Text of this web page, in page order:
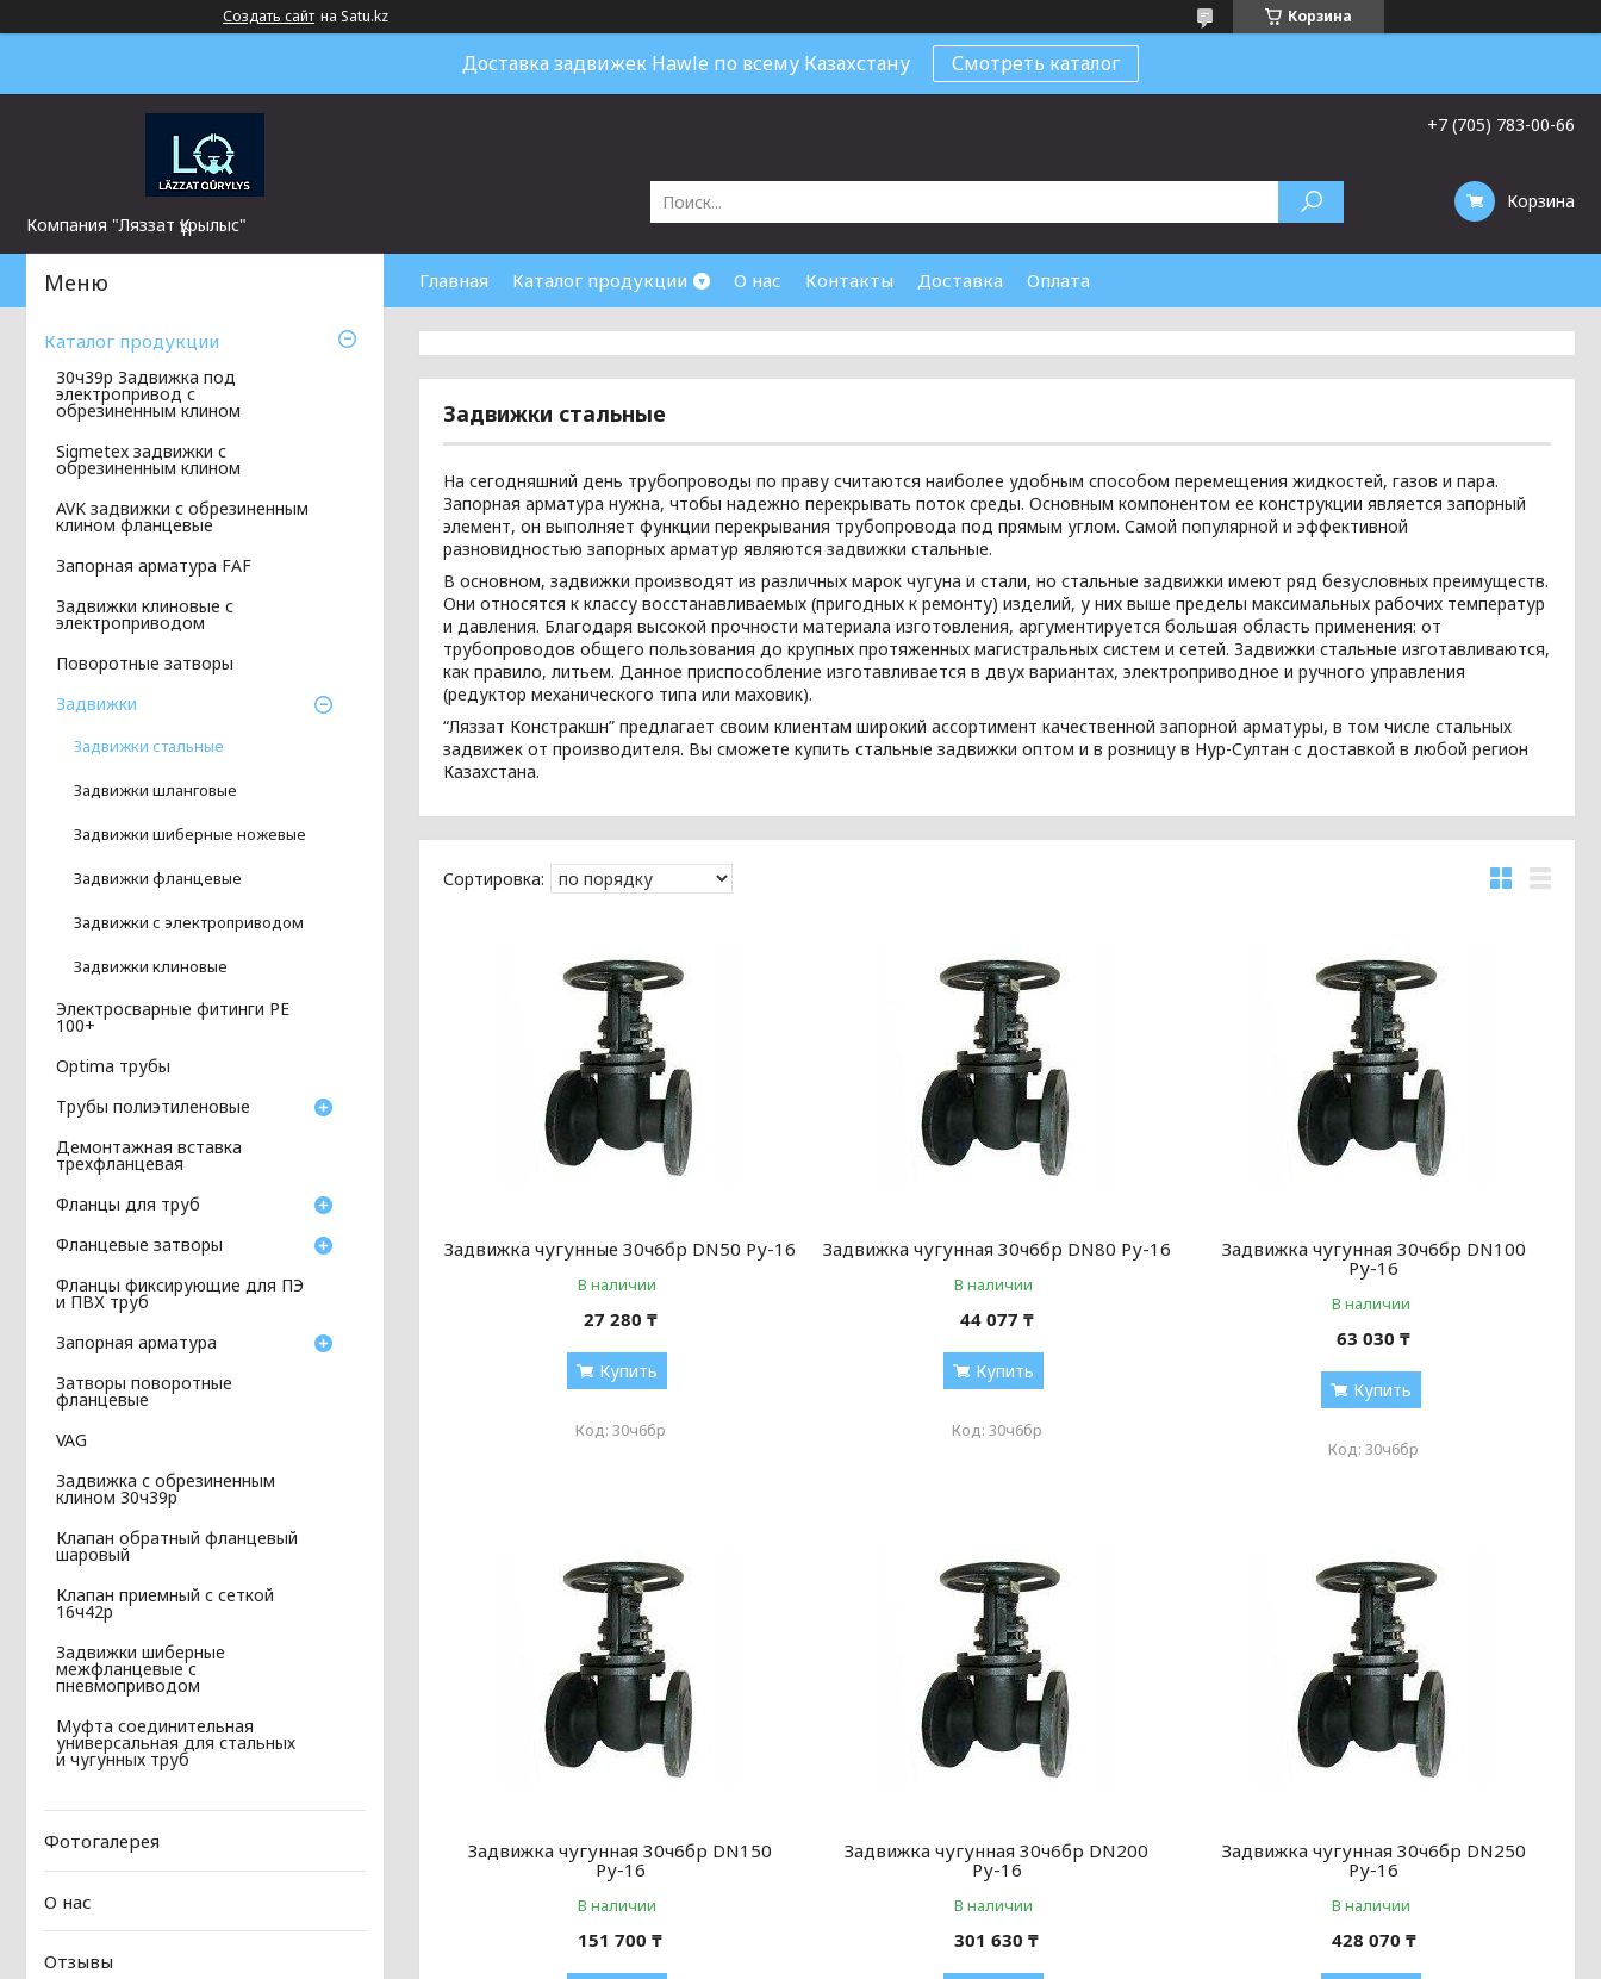
Создать сайт на Satu.kz Корзина
Доставка задвижек Hawle по всему Казахстану Смотреть каталог
Компания "Ляззат Құрылыс"
+7 (705) 783-00-66
Корзина
Главная Каталог продукции О нас Контакты Доставка Оплата
Задвижки стальные
На сегодняшний день трубопроводы по праву считаются наиболее удобным способом перемещения жидкостей, газов и пара.
Запорная арматура нужна, чтобы надежно перекрывать поток среды. Основным компонентом ее конструкции является запорный
элемент, он выполняет функции перекрывания трубопровода под прямым углом. Самой популярной и эффективной
разновидностью запорных арматур являются задвижки стальные.
В основном, задвижки производят из различных марок чугуна и стали, но стальные задвижки имеют ряд безусловных преимуществ.
Они относятся к классу восстанавливаемых (пригодных к ремонту) изделий, у них выше пределы максимальных рабочих температур
и давления. Благодаря высокой прочности материала изготовления, аргументируется большая область применения: от
трубопроводов общего пользования до крупных протяженных магистральных систем и сетей. Задвижки стальные изготавливаются,
как правило, литьем. Данное приспособление изготавливается в двух вариантах, электроприводное и ручного управления
(редуктор механического типа или маховик).
“Ляззат Констракшн” предлагает своим клиентам широкий ассортимент качественной запорной арматуры, в том числе стальных
задвижек от производителя. Вы сможете купить стальные задвижки оптом и в розницу в Нур-Султан с доставкой в любой регион
Казахстана.
Задвижка чугунные 30ч6бр DN50 Ру-16
В наличии
27 280 ₸
Купить
30ч6бр
Задвижка чугунная 30ч6бр DN80 Ру-16
В наличии
44 077 ₸
Купить
30ч6бр
Задвижка чугунная 30ч6бр DN100
Ру-16
В наличии
63 030 ₸
Купить
30ч6бр
Задвижка чугунная 30ч6бр DN150
Ру-16
В наличии
151 700 ₸
Задвижка чугунная 30ч6бр DN200
Ру-16
В наличии
301 630 ₸
Задвижка чугунная 30ч6бр DN250
Ру-16
В наличии
428 070 ₸
Каталог продукции
30ч39р Задвижка под
электропривод с
обрезиненным клином
Sigmetex задвижки с
обрезиненным клином
AVK задвижки с обрезиненным
клином фланцевые
Запорная арматура FAF
Задвижки клиновые с
электроприводом
Поворотные затворы
Задвижки
Задвижки стальные
Задвижки шланговые
Задвижки шиберные ножевые
Задвижки фланцевые
Задвижки с электроприводом
Задвижки клиновые
Электросварные фитинги PE
100+
Optima трубы
Трубы полиэтиленовые
Демонтажная вставка
трехфланцевая
Фланцы для труб
Фланцевые затворы
Фланцы фиксирующие для ПЭ
и ПВХ труб
Запорная арматура
Затворы поворотные
фланцевые
VAG
Задвижка с обрезиненным
клином 30ч39р
Клапан обратный фланцевый
шаровый
Клапан приемный с сеткой
16ч42р
Задвижки шиберные
межфланцевые с
пневмоприводом
Муфта соединительная
универсальная для стальных
и чугунных труб
Фотогалерея
О нас
Отзывы